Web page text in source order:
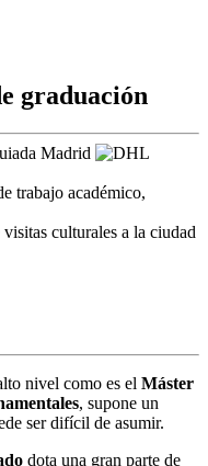
graduación
trabajo académico,
culturales a la ciudad
nivel como es el Máster
, supone un
ser difícil de asumir.
dota una gran parte de